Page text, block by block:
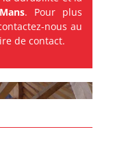
. Pour plus
nous au
de contact.